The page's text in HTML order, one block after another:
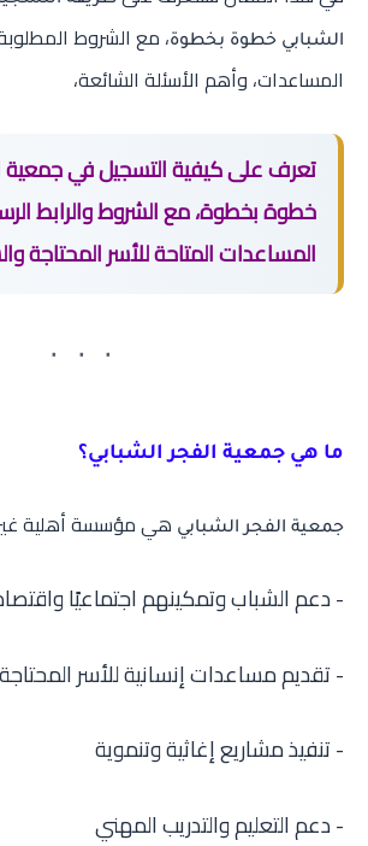
الشبابي خطوة بخطوة، مع الشروط
المساعدات، وأهم الأسئلة الشائعة،
تعرف على كيفية التسجيل في جمعية
خطوة بخطوة، مع الشروط والرابط
المساعدات المتاحة للأسر المحتاجة
ما هي جمعية الفجر الشبابي؟
جمعية الفجر الشبابي هي مؤسسة أهلية
- دعم الشباب وتمكينهم اجتماعيًا
- تقديم مساعدات إنسانية للأسر المحتاجة
- تنفيذ مشاريع إغاثية وتنموية
- دعم التعليم والتدريب المهني